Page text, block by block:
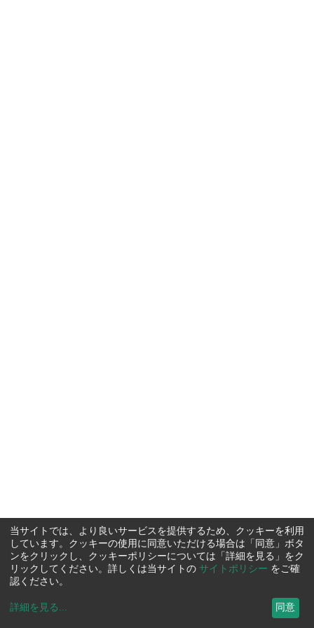
当サイトでは、より良いサービスを提供するため、クッキーを利用
しています。クッキーの使用に同意いただける場合は「同意」ボタ
ンをクリックし、クッキーポリシーについては「詳細を見る」をク
リックしてください。詳しくは当サイトの サイトポリシー をご確
認ください。
詳細を見る ... 同意